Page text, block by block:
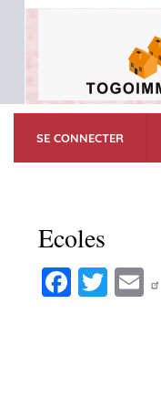
SE CONNECTER
Ecoles
Fa
ce
T
wi
E